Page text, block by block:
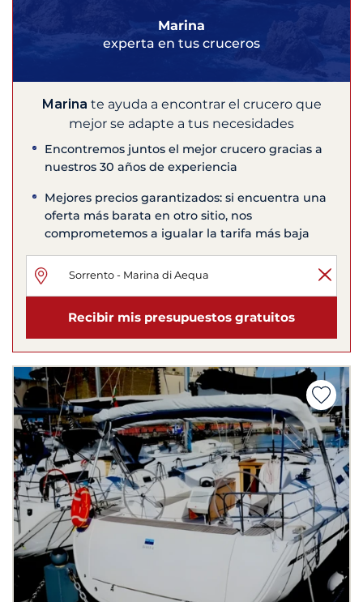
Marina
experta en tus cruceros
Marina te ayuda a encontrar el crucero que
mejor se adapte a tus necesidades
Encontremos juntos el mejor crucero gracias a
nuestros 30 años de experiencia
Mejores precios garantizados: si encuentra una
oferta más barata en otro sitio, nos
comprometemos a igualar la tarifa más baja
Recibir mis presupuestos gratuitos